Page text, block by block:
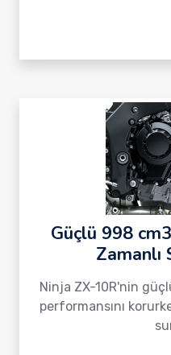
Güçlü 998
Zamanlı
Ninja ZX-10R'nin
performansını